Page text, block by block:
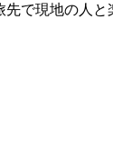
で現地の人と